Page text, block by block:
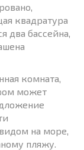
квадратура
два бассейна,
комната,
может
на море,
пляжу.